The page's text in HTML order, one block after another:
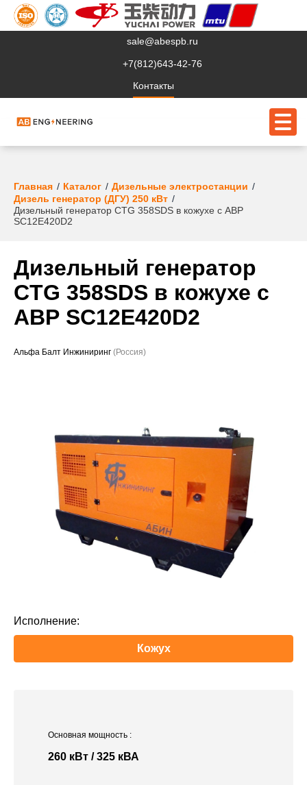
sale@abespb.ru
+7(812)643-42-76
Контакты
О компании
Клиентам
Сервис
Судовое ЭО
Проекты
Главная Каталог
Дизельные электростанции
Дизель генератор (ДГУ) 250 кВт
Дизельный генератор CTG 358SDS в кожухе с АВР
SC12E420D2
Дизельный генератор
CTG 358SDS в кожухе с
АВР SC12E420D2
Альфа Балт Инжиниринг (Россия)
Исполнение:
Кожух
Основная мощность :
260 кВт / 325 кВА